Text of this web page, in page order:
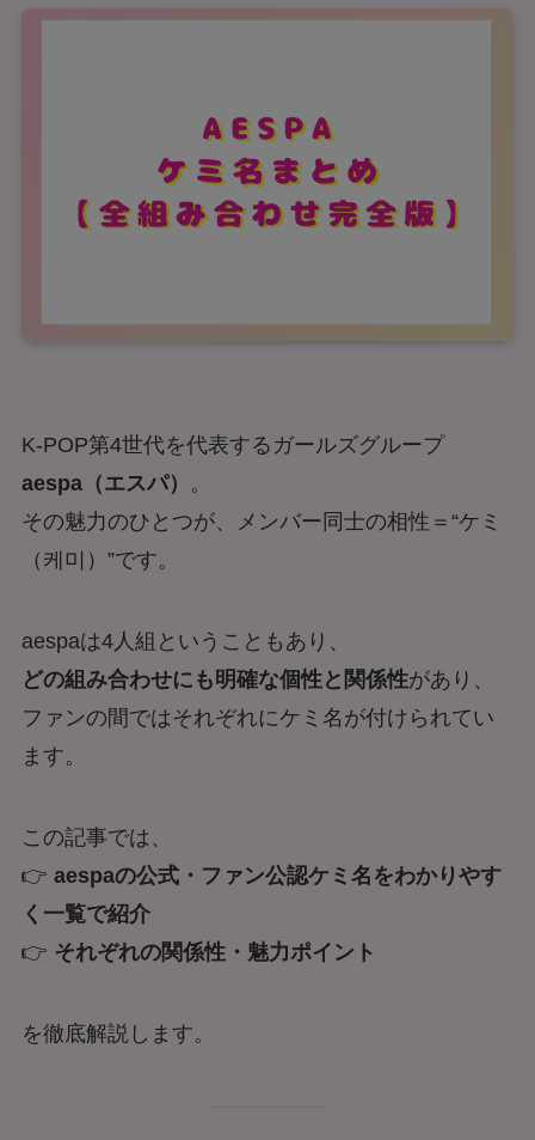
K-POP第4世代を代表するガールズグループ
aespa（エスパ）
。
その魅力のひとつが、メンバー同士の相性＝“ケミ
（케미）”です。
aespaは4人組ということもあり、
どの組み合わせにも明確な個性と関係性があり、
ファンの間ではそれぞれにケミ名が付けられてい
ます。
この記事では、
👉 aespaの公式・ファン公認ケミ名をわかりやす
く一覧で紹介
👉 それぞれの関係性・魅力ポイント
を徹底解説します。